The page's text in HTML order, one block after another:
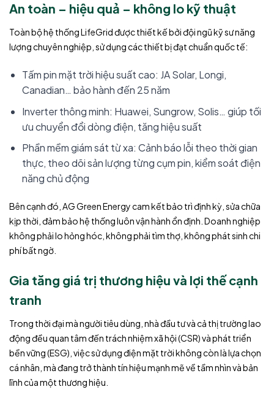
An toàn – hiệu quả – không lo kỹ thuật
Toàn bộ hệ thốngLifeGridđược thiết kế bởi đội ngũ kỹ sư năng
lượng chuyên nghiệp, sử dụng các thiết bị đạt chuẩn quốc tế:
Tấm pin mặt trời hiệu suất cao: JA Solar, Longi,
Canadian… bảo hành đến 25 năm
Inverter thông minh: Huawei, Sungrow, Solis… giúp tối
ưu chuyển đổi dòng điện, tăng hiệu suất
Phần mềm giám sát từ xa: Cảnh báo lỗi theo thời gian
thực, theo dõi sản lượng từng cụm pin, kiểm soát điện
năng chủ động
Bên cạnh đó, AG Green Energycam kết bảo trì định kỳ, sửa chữa
kịp thời, đảm bảo hệ thống luôn vận hành ổn định. Doanh nghiệp
không phải lo hỏng hóc, không phải tìm thợ, không phát sinh chi
phí bất ngờ.
Gia tăng giá trị thương hiệu và lợi thế cạnh
tranh
Trong thời đại mà người tiêu dùng, nhà đầu tư và cả thị trường lao
động đều quan tâm đến trách nhiệm xã hội (CSR) và phát triển
bền vững (ESG), việc sử dụng điện mặt trời không còn là lựa chọn
cá nhân, mà đang trở thành tín hiệu mạnh mẽ về tầm nhìn và bản
lĩnh của một thương hiệu.